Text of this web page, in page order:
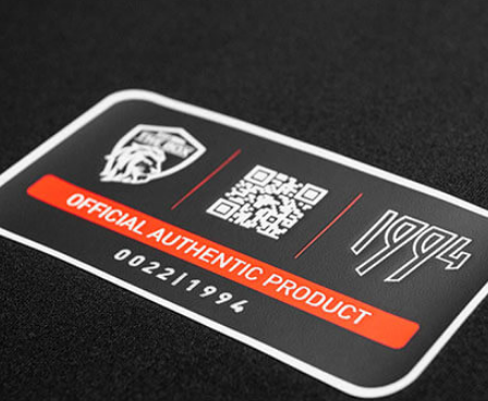
3D SILICONE I MULTILEVEL CARVED intègre un
code QR personnalisé avec numérotation pour
les éditions limitées.